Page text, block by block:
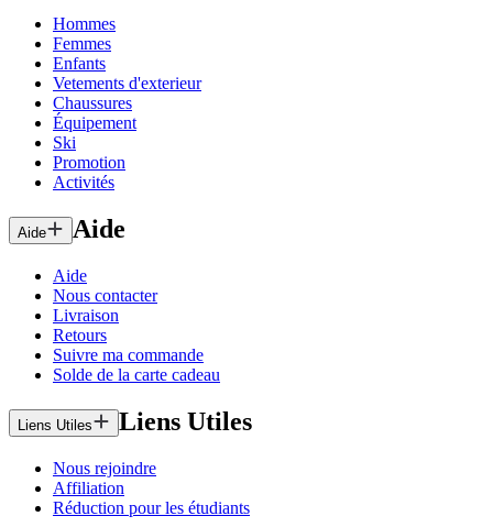
Hommes
Femmes
Enfants
Vetements d'exterieur
Chaussures
Équipement
Ski
Promotion
Activités
Aide Aide
Aide
Nous contacter
Livraison
Retours
Suivre ma commande
Solde de la carte cadeau
Liens Utiles Liens Utiles
Nous rejoindre
Affiliation
Réduction pour les étudiants